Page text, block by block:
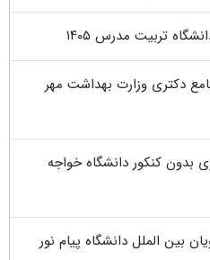
تربیت مدرس ۱۴۰۵
دکتری وزارت بهداشت مهر
بدون کنکور دانشگاه خواجه
بین الملل دانشگاه پیام نور